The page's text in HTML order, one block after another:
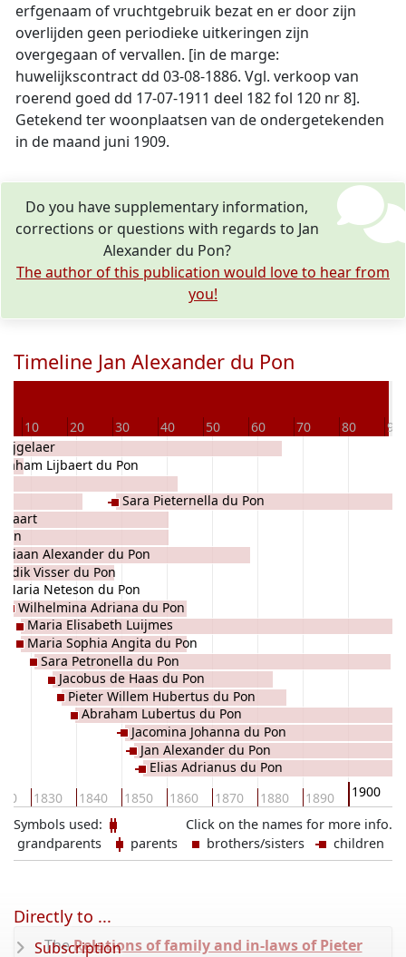
erfgenaam of vruchtgebruik bezat en er door zijn
overlijden geen periodieke uitkeringen zijn
overgegaan of vervallen. [in de marge:
huwelijkscontract dd 03-08-1886. Vgl. verkoop van
roerend goed dd 17-07-1911 deel 182 fol 120 nr 8].
Getekend ter woonplaatsen van de ondergetekenden
in de maand juni 1909.
Do you have supplementary information,
corrections or questions with regards to Jan
Alexander du Pon?
The author of this publication would love to hear from
you!
Timeline Jan Alexander du Pon
10 20 30 40 50 60 70 80 90
1830 1840 1850 1860 1870 1880 1890 1900
Lijbaert du Pon
Alexander du Pon
Judik Visser du Pon
Maria Neteson du Pon
Wilhelmina Adriana du Pon
Maria Elisabeth Luijmes
Maria Sophia Angita du Pon
Sara Petronella du Pon
Jacobus de Haas du Pon
Pieter Willem Hubertus du Pon
Abraham Lubertus du Pon
Sara Pieternella du Pon
Jacomina Johanna du Pon
Jan Alexander du Pon
Elias Adrianus du Pon
Click on the names for more info.
Symbols used:
grandparents
parents brothers/sisters children
TheRelations of family and in-laws of Pieter
Directly to ...
Subscription